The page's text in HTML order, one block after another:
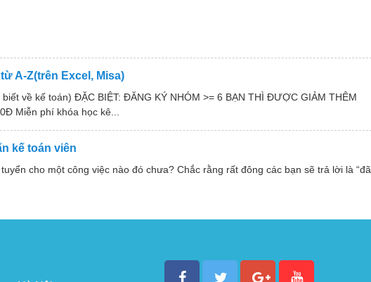
A-Z(trên Excel, Misa)
về kế toán) ĐẶC BIỆT: ĐĂNG KÝ NHÓM >= 6 BẠN THÌ ĐƯỢC GIẢM THÊM
Miễn phí khóa học kê...
kế toán viên
cho một công việc nào đó chưa? Chắc rằng rất đông các bạn sẽ trả lời là “đã